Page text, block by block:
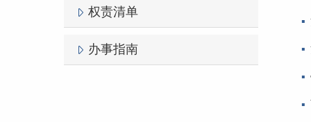
权责清单
办事指南